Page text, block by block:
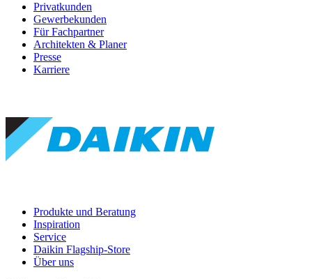
Privatkunden
Gewerbekunden
Für Fachpartner
Architekten & Planer
Presse
Karriere
Produkte und Beratung
Inspiration
Service
Daikin Flagship-Store
Über uns